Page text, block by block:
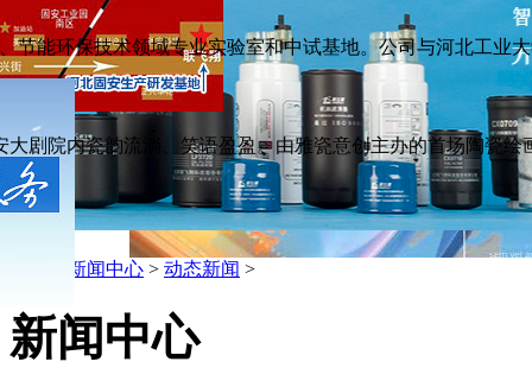
剧院内瓷韵流淌、笑语盈盈。由雅瓷意创主办的首场陶瓷绘
节能环保技术领域专业实验室和中试基地。公司与河北工业
新闻中心 > 动态新闻 >
新闻中心